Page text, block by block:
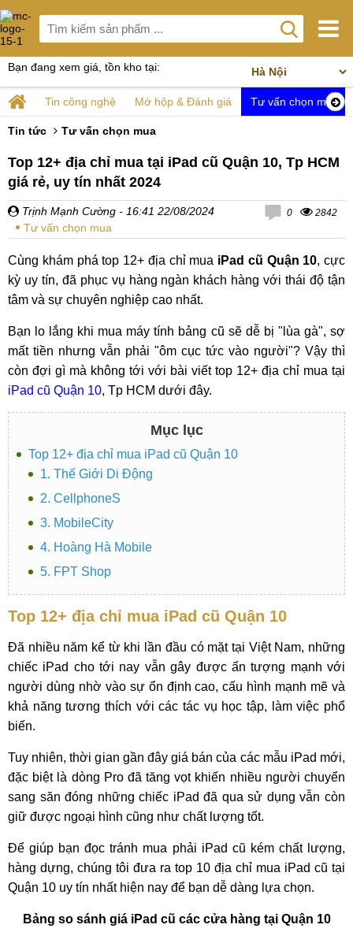
Bạn đang xem giá, tồn kho tại:
Tin công nghệ Mở hộp & Đánh giá Tư vấn chọn mua
Tin tức Tư vấn chọn mua
Top 12+ địa chỉ mua tại iPad cũ Quận 10, Tp HCM
giá rẻ, uy tín nhất 2024
Trịnh Mạnh Cường - 16:41 22/08/2024
Tư vấn chọn mua
0 2842
Cùng khám phá top 12+ địa chỉ mua iPad cũ Quận 10, cực
kỳ uy tín, đã phục vụ hàng ngàn khách hàng với thái độ tận
tâm và sự chuyên nghiệp cao nhất.
Bạn lo lắng khi mua máy tính bảng cũ sẽ dễ bị "lùa gà", sợ
mất tiền nhưng vẫn phải "ôm cục tức vào người"? Vậy thì
còn đợi gì mà không tới với bài viết top 12+ địa chỉ mua tại
iPad cũ Quận 10, Tp HCM dưới đây.
Mục lục
Top 12+ địa chỉ mua iPad cũ Quận 10
1. Thế Giới Di Động
2. CellphoneS
3. MobileCity
4. Hoàng Hà Mobile
5. FPT Shop
Top 12+ địa chỉ mua iPad cũ Quận 10
Đã nhiều năm kể từ khi lần đầu có mặt tại Việt Nam, những
chiếc iPad cho tới nay vẫn gây được ấn tượng mạnh với
người dùng nhờ vào sự ổn định cao, cấu hình mạnh mẽ và
khả năng tương thích với các tác vụ học tập, làm việc phổ
biến.
Tuy nhiên, thời gian gần đây giá bán của các mẫu iPad mới,
đặc biệt là dòng Pro đã tăng vọt khiến nhiều người chuyển
sang săn đóng những chiếc iPad đã qua sử dụng vẫn còn
giữ được ngoại hình cũng như chất lượng tốt.
Để giúp bạn đọc tránh mua phải iPad cũ kém chất lượng,
hàng dựng, chúng tôi đưa ra top 10 địa chỉ mua iPad cũ tại
Quận 10 uy tín nhất hiện nay để bạn dễ dàng lựa chọn.
Bảng so sánh giá iPad cũ các cửa hàng tại Quận 10